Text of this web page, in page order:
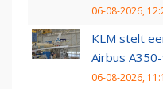
06-08-2026,
KLM stelt
Airbus
06-08-2026,